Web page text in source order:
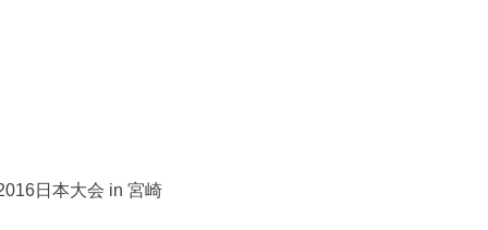
日本大会 in 宮崎